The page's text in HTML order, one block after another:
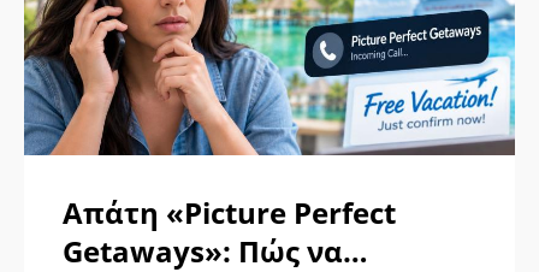
Απάτη «Picture Perfect
Getaways»: Πώς να